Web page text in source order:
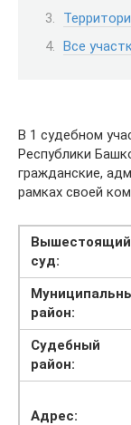
Все
В 1 судебном
Республики
гражданские,
рамках своей
Вышестоящий
суд:
район:
Судебный
район:
Адрес: